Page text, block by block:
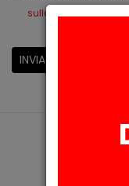
sulla privacy
INVIA